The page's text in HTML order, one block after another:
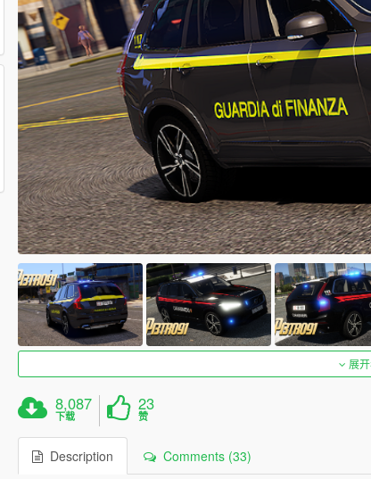
展
8,087
下载
23
赞
Description Comments (33)